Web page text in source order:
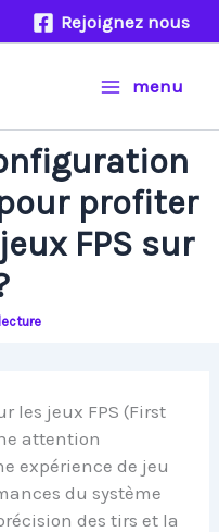
Rejoignez nous
menu
profiter
FPS sur
les jeux FPS (First
attention
expérience de jeu
du système
des tirs et la